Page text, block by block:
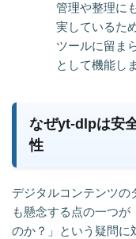
管理や整理に
実しているた
ツールに留ま
として機能し
なぜyt-dlpは安
性
デジタルコンテンツの
も懸念する点の一つが
のか？」という疑問に